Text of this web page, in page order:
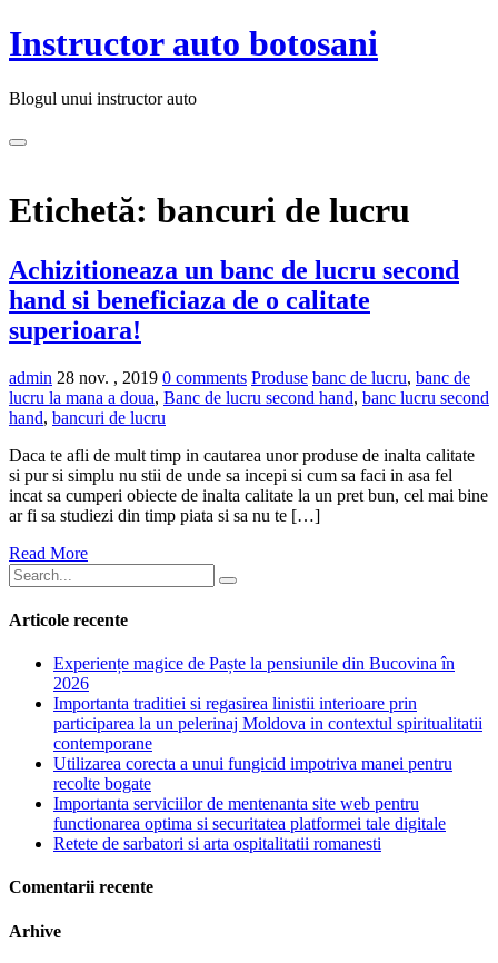
Instructor auto botosani
Blogul unui instructor auto
Etichetă: bancuri de lucru
Achizitioneaza un banc de lucru second
hand si beneficiaza de o calitate
superioara!
admin 28 nov. , 2019 0 comments Produse banc de lucru, banc de
lucru la mana a doua, Banc de lucru second hand, banc lucru second
hand, bancuri de lucru
Daca te afli de mult timp in cautarea unor produse de inalta calitate
si pur si simplu nu stii de unde sa incepi si cum sa faci in asa fel
incat sa cumperi obiecte de inalta calitate la un pret bun, cel mai bine
ar fi sa studiezi din timp piata si sa nu te […]
Read More
Articole recente
Experiențe magice de Paște la pensiunile din Bucovina în
2026
Importanta traditiei si regasirea linistii interioare prin
participarea la un pelerinaj Moldova in contextul spiritualitatii
contemporane
Utilizarea corecta a unui fungicid impotriva manei pentru
recolte bogate
Importanta serviciilor de mentenanta site web pentru
functionarea optima si securitatea platformei tale digitale
Retete de sarbatori si arta ospitalitatii romanesti
Comentarii recente
Arhive